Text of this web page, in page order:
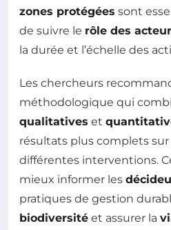
zones protégées sont
de suivre le rôle des
la durée et l’échelle des
Les chercheurs
méthodologique qui
qualitatives et
résultats plus complets sur
différentes interventions.
mieux informer les
pratiques de gestion
biodiversité et assurer la